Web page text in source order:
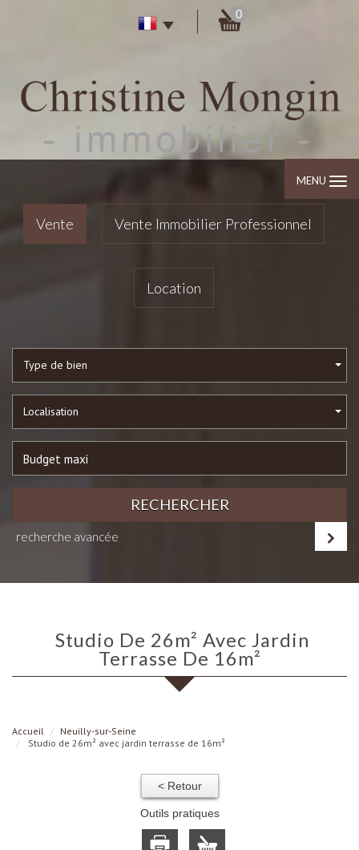
0
MENU
Vente Vente Immobilier Professionnel
Location
Type de bien
Localisation
RECHERCHER
recherche avancée
Studio De 26m² Avec Jardin
Terrasse De 16m²
Accueil
Neuilly-sur-Seine
Studio de 26m² avec jardin terrasse de 16m²
< Retour
Outils pratiques